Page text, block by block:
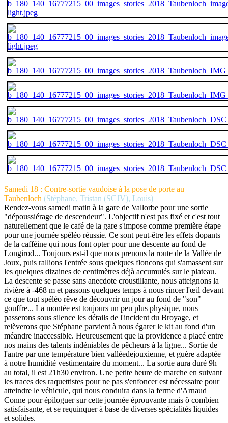
Samedi 18 : Contre-sortie vaudoise à la pose de porte au
Taubenloch (Stéphane, Tristan (SCJV), Louis)
Rendez-vous samedi matin à la gare de Vallorbe pour une sortie
"dépoussiérage de descendeur". L'objectif n'est pas fixé et c'est tout
naturellement que le café de la gare s'impose comme première étape
pour une journée spéléo réussie. Ce sont peut-être les effets dopants
de la cafféine qui nous font opter pour une descente au fond de
Longirod... Toujours est-il que nous prenons la route de la Vallée de
Joux, puis rallions l'entrée sous quelques floncons qui s'amassent sur
les quelques dizaines de centimètres déjà accumulés sur le plateau.
La descente se passe sans anecdote croustillante, nous atteignons la
rivière à -468 m et passons quelques temps à nous rincer l'œil devant
ce que tout spéléo rêve de découvrir un jour au fond de "son"
gouffre... La montée est toujours un peu plus physique, nous
passerons sous silence les détails de l'incident du Broyage, et
relèverons que Stéphane parvient à nous égarer le kit au fond d'un
méandre inaccessible. Heureusement que la providence a placé entre
nos mains des talents indéniables de pêcheurs à la ligne... Sortie de
l'antre par une température bien valléedejouxienne, et guère adaptée
à notre humidité vestimentaire du moment... La sortie aura duré 9h
au total, il est 21h30 environ. Une petite heure de marche en suivant
les traces des raquettistes pour ne pas s'enfoncer est nécessaire pour
atteindre le véhicule, qui nous conduira dans la ferme d'Arnaud
Conne pour épiloguer sur cette journée éprouvante mais ô combien
satisfaisante, et se requinquer à base de diverses spécialités liquides
et solides.